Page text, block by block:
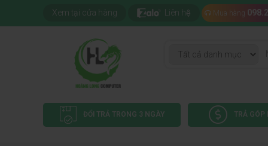
Xem tại cửa hàng Liên hệ Mua hàng
ĐỔI TRẢ TRONG 3 NGÀY TRẢ GÓP